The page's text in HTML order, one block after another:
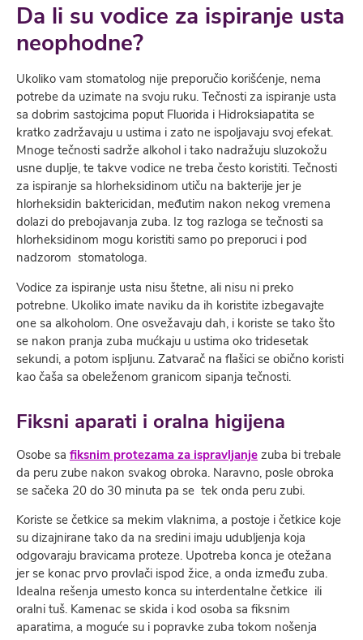
Da li su vodice za ispiranje usta
neophodne?
Ukoliko vam stomatolog nije preporučio korišćenje, nema
potrebe da uzimate na svoju ruku. Tečnosti za ispiranje usta
sa dobrim sastojcima poput Fluorida i Hidroksiapatita se
kratko zadržavaju u ustima i zato ne ispoljavaju svoj efekat.
Mnoge tečnosti sadrže alkohol i tako nadražuju sluzokožu
usne duplje, te takve vodice ne treba često koristiti. Tečnosti
za ispiranje sa hlorheksidinom utiču na bakterije jer je
hlorheksidin baktericidan, međutim nakon nekog vremena
dolazi do prebojavanja zuba. Iz tog razloga se tečnosti sa
hlorheksidinom mogu koristiti samo po preporuci i pod
nadzorom stomatologa.
Vodice za ispiranje usta nisu štetne, ali nisu ni preko
potrebne. Ukoliko imate naviku da ih koristite izbegavajte
one sa alkoholom. One osvežavaju dah, i koriste se tako što
se nakon pranja zuba mućkaju u ustima oko tridesetak
sekundi, a potom ispljunu. Zatvarač na flašici se obično koristi
kao čaša sa obeleženom granicom sipanja tečnosti.
Fiksni aparati i oralna higijena
Osobe sa fiksnim protezama za ispravljanje zuba bi trebale
da peru zube nakon svakog obroka. Naravno, posle obroka
se sačeka 20 do 30 minuta pa se tek onda peru zubi.
Koriste se četkice sa mekim vlaknima, a postoje i četkice koje
su dizajnirane tako da na sredini imaju udubljenja koja
odgovaraju bravicama proteze. Upotreba konca je otežana
jer se konac prvo provlači ispod žice, a onda između zuba.
Idealna rešenja umesto konca su interdentalne četkice ili
oralni tuš. Kamenac se skida i kod osoba sa fiksnim
aparatima, a moguće su i popravke zuba tokom nošenja